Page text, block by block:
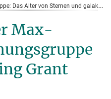
E
hemalige Max-Planck-Forschungsgruppe: Das Alter von Sternen und galaktische Entwicklung
Max-
Grant